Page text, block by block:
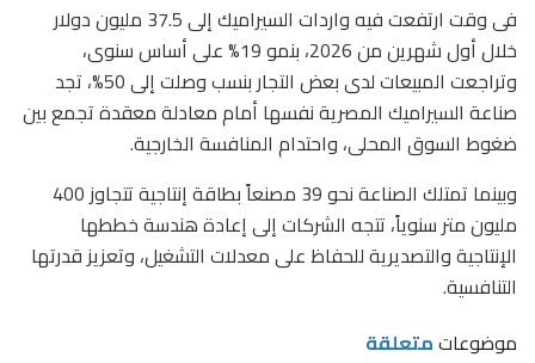
فى وقت ارتفعت فيه واردات السيراميك إلى 37.5 مليون دولار
خلال أول شهرين من 2026، بنمو 19% على أساس سنوى،
وتراجعت المبيعات لدى بعض التجار بنسب وصلت إلى 50%، تجد
صناعة السيراميك المصرية نفسها أمام معادلة معقدة تجمع بين
ضغوط السوق المحلى، واحتدام المنافسة الخارجية.
وبينما تمتلك الصناعة نحو 39 مصنعاً بطاقة إنتاجية تتجاوز 400
مليون متر سنوياً، تتجه الشركات إلى إعادة هندسة خططها
الإنتاجية والتصديرية للحفاظ على معدلات التشغيل، وتعزيز قدرتها
التنافسية.
موضوعاتمتعلقة